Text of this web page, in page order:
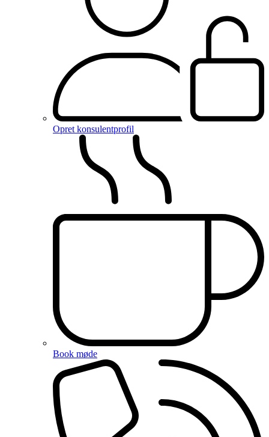
Opret konsulentprofil
Book møde